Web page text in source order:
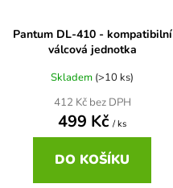
Pantum DL-410 - kompatibilní
válcová jednotka
Skladem (>10 ks)
412 Kč bez DPH
499 Kč / ks
DO KOŠÍKU